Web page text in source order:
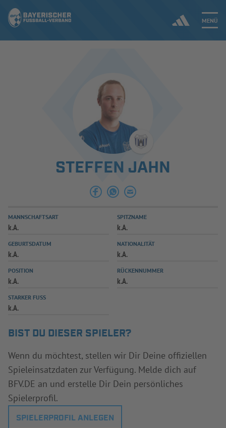
MENÜ
ERGEBNISSE & WETTBEWERBE
SPIELBETRIEB & VERBANDSLEBEN
AUSBILDUNG & FÖRDERUNG
SPIELPLUS
STEFFEN JAHN
MANNSCHAFTSART
k.A.
SPITZNAME
k.A.
GEBURTSDATUM
k.A.
NATIONALITÄT
k.A.
POSITION
k.A.
RÜCKENNUMMER
k.A.
STARKER FUSS
k.A.
BIST DU DIESER SPIELER?
Wenn du möchtest, stellen wir Dir Deine offiziellen
Spieleinsatzdaten zur Verfügung. Melde dich auf
BFV.DE an und erstelle Dir Dein persönliches
Spielerprofil.
SPIELERPROFIL ANLEGEN